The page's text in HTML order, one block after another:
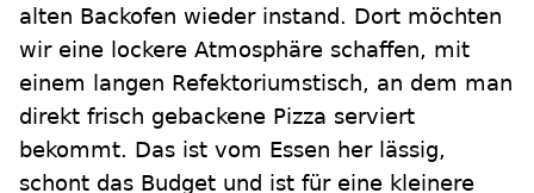
alten Backofen wieder instand. Dort möchten
wir eine lockere Atmosphäre schaffen, mit
einem langen Refektoriumstisch, an dem man
direkt frisch gebackene Pizza serviert
bekommt. Das ist vom Essen her lässig,
schont das Budget und ist für eine kleinere